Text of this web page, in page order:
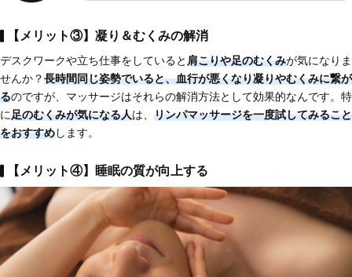
【メリット③】凝り＆むくみの解消
デスクワークや立ち仕事をしていると肩こりや足のむくみが気になりま
せんか？長時間同じ姿勢でいると、血行が悪くなり凝りやむくみに繋が
るのですが、マッサージはそれらの解消方法として効果的なんです。特
に足のむくみが気になる人は、 リンパマッサージを一度試してみること
をおすすめします。
【メリット④】睡眠の質が向上する